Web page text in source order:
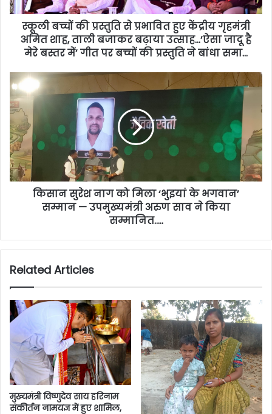
स्कूली बच्चों की प्रस्तुति से प्रभावित हुए केंद्रीय गृहमंत्री
अमित शाह, ताली बजाकर बढ़ाया उत्साह…’ऐसा जादू है
मेरे बस्तर में’ गीत पर बच्चों की प्रस्तुति ने बांधा समा…
किसान सुरेश नाग को मिला ‘भुइयां के भगवान’
सम्मान — उपमुख्यमंत्री अरुण साव ने किया
सम्मानित…..
Related Articles
मुख्यमंत्री विष्णुदेव साय हरिनाम
संकीर्तन नामयज्ञ में हुए शामिल,